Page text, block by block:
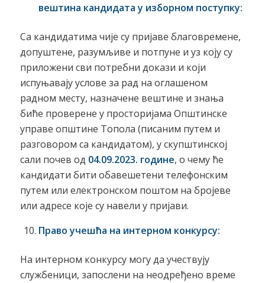
вештина кандидата у изборном поступку:
Са кандидатима чије су пријаве благовремене,
допуштене, разумљиве и потпуне и уз коју су
приложени сви потребни докази и који
испуњавају услове за рад на оглашеном
радном месту, назначене вештине и знања
биће проверене у просторијама Општинске
управе општине Топола (писаним путем и
разговором са кандидатом), у скупштинској
сали почев од 04.09.2023. године, о чему ће
кандидати бити обавешетени телефонским
путем или електронском поштом на бројеве
или адресе које су навели у пријави.
Право учешћа на интерном конкурсу:
На интерном конкурсу могу да учествују
службеници, запослени на неодређено време